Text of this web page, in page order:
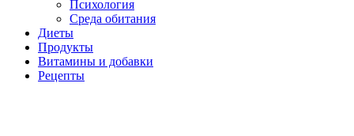
Психология
Среда обитания
Диеты
Продукты
Витамины и добавки
Рецепты